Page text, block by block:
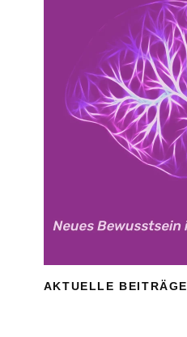
AKTUELLE BEITRÄGE